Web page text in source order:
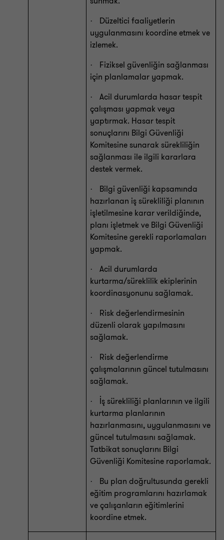
·
Düzeltici faaliyetlerin
uygulanmasını koordine etmek ve
izlemek.
·
Fiziksel güvenliğin sağlanması
için planlamalar yapmak.
·
Acil durumlarda hasar tespit
çalışması yapmak veya
yaptırmak. Hasar tespit
sonuçlarını Bilgi Güvenliği
Komitesine sunarak sürekliliğin
sağlanması ile ilgili kararlara
destek vermek.
·
Bilgi güvenliği kapsamında
hazırlanan iş sürekliliği planının
işletilmesine karar verildiğinde,
planı işletmek ve Bilgi Güvenliği
Komitesine gerekli raporlamaları
yapmak.
·
Acil durumlarda
kurtarma/süreklilik ekiplerinin
koordinasyonunu sağlamak.
·
Risk değerlendirmesinin
düzenli olarak yapılmasını
sağlamak.
·
Risk değerlendirme
çalışmalarının güncel tutulmasını
sağlamak.
·
İş sürekliliği planlarının ve ilgili
kurtarma planlarının
hazırlanmasını, uygulanmasını ve
güncel tutulmasını sağlamak.
Tatbikat sonuçlarını Bilgi
Güvenliği Komitesine raporlamak.
·
Bu plan doğrultusunda gerekli
eğitim programlarını hazırlamak
ve çalışanların eğitimlerini
koordine etmek.